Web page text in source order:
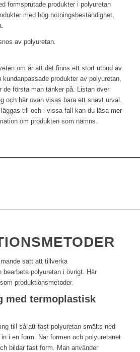
formsprutade produkter i polyuretan
med hög nötningsbeständighet,
av polyuretan.
om är att det finns ett stort utbud av
kundanpassade produkter av polyuretan,
de första man tänker på. Listan över
och här ovan visas bara ett snävt urval.
till och i vissa fall kan du läsa mer
om produkten som nämns.
sätt att tillverka
bearbeta polyuretan i övrigt. Här
produktionsmetoder.
med termoplastisk
till så att fast polyuretan smälts ned
i en form. När formen och polyuretanet
bildar fast form. Man använder